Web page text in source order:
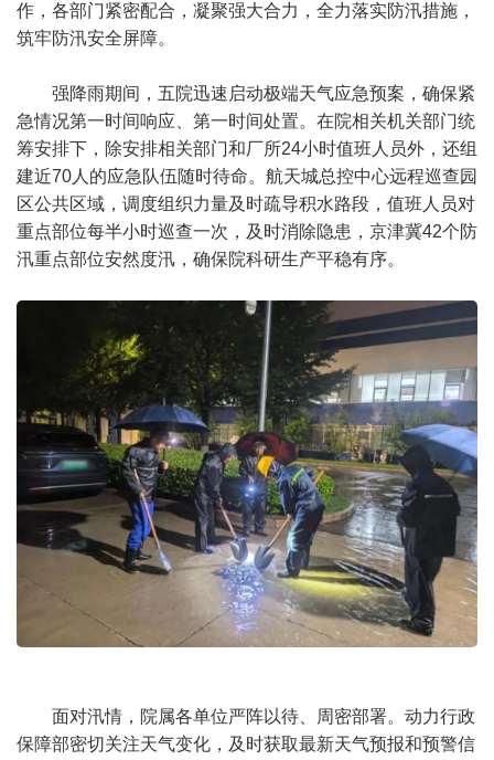
作，各部门紧密配合，凝聚强大合力，全力落实防汛措施，
筑牢防汛安全屏障。
强降雨期间，五院迅速启动极端天气应急预案，确保紧
急情况第一时间响应、第一时间处置。在院相关机关部门统
筹安排下，除安排相关部门和厂所24小时值班人员外，还组
建近70人的应急队伍随时待命。航天城总控中心远程巡查园
区公共区域，调度组织力量及时疏导积水路段，值班人员对
重点部位每半小时巡查一次，及时消除隐患，京津冀42个防
汛重点部位安然度汛，确保院科研生产平稳有序。
面对汛情，院属各单位严阵以待、周密部署。动力行政
保障部密切关注天气变化，及时获取最新天气预报和预警信